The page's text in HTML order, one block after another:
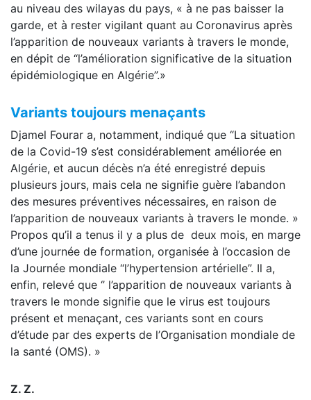
au niveau des wilayas du pays, « à ne pas baisser la
garde, et à rester vigilant quant au Coronavirus après
l’apparition de nouveaux variants à travers le monde,
en dépit de “l’amélioration significative de la situation
épidémiologique en Algérie”.»
Variants toujours menaçants
Djamel Fourar a, notamment, indiqué que “La situation
de la Covid-19 s’est considérablement améliorée en
Algérie, et aucun décès n’a été enregistré depuis
plusieurs jours, mais cela ne signifie guère l’abandon
des mesures préventives nécessaires, en raison de
l’apparition de nouveaux variants à travers le monde. »
Propos qu’il a tenus il y a plus de deux mois, en marge
d’une journée de formation, organisée à l’occasion de
la Journée mondiale “l’hypertension artérielle”. Il a,
enfin, relevé que ‘’ l’apparition de nouveaux variants à
travers le monde signifie que le virus est toujours
présent et menaçant, ces variants sont en cours
d’étude par des experts de l’Organisation mondiale de
la santé (OMS). »
Z. Z.